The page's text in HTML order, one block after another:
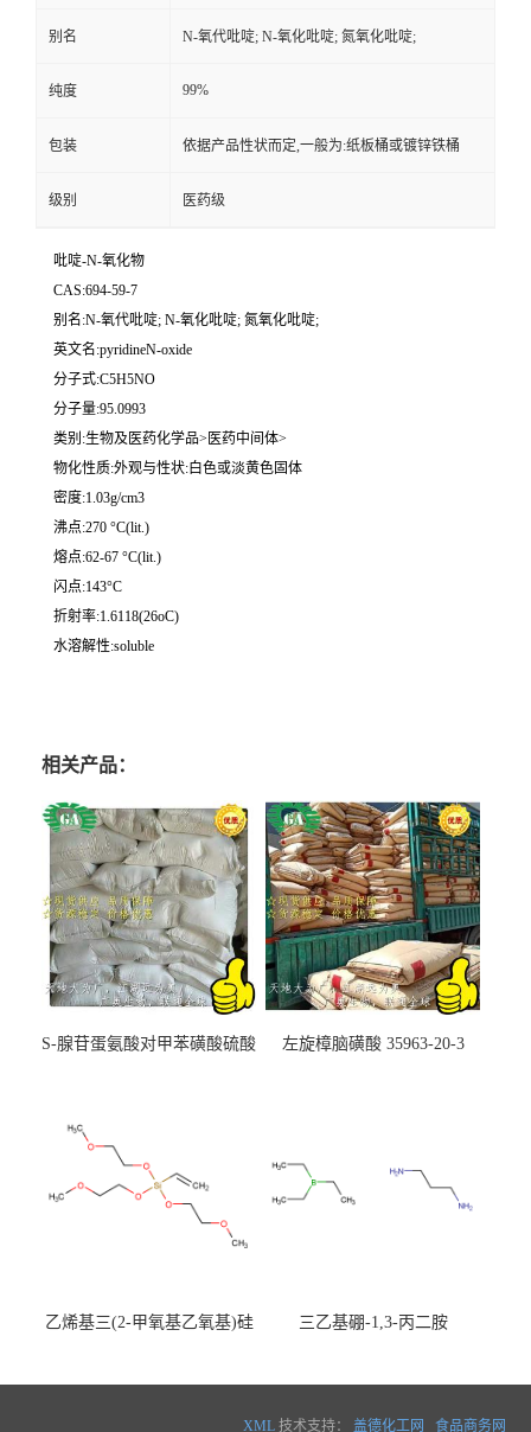
别名 N-氧代吡啶; N-氧化吡啶; 氮氧化吡啶;
纯度 99%
包装 依据产品性状而定,一般为:纸板桶或镀锌铁桶
级别 医药级
吡啶-N-氧化物
CAS:694-59-7
别名:N-氧代吡啶; N-氧化吡啶; 氮氧化吡啶;
英文名:pyridineN-oxide
分子式:C5H5NO
分子量:95.0993
类别:生物及医药化学品>医药中间体>
物化性质:外观与性状:白色或淡黄色固体
密度:1.03g/cm3
沸点:270 °C(lit.)
熔点:62-67 °C(lit.)
闪点:143°C
折射率:1.6118(26oC)
水溶解性:soluble
相关产品：
S-腺苷蛋氨酸对甲苯磺酸硫酸
左旋樟脑磺酸 35963-20-3
乙烯基三(2-甲氧基乙氧基)硅
三乙基硼-1,3-丙二胺
XML 技术支持： 盖德化工网 食品商务网